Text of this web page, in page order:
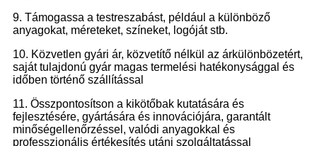
9. Támogassa a testreszabást, például a különböző
anyagokat, méreteket, színeket, logóját stb.
10. Közvetlen gyári ár, közvetítő nélkül az árkülönbözetért,
saját tulajdonú gyár magas termelési hatékonysággal és
időben történő szállítással
11. Összpontosítson a kikötőbak kutatására és
fejlesztésére, gyártására és innovációjára, garantált
minőségellenőrzéssel, valódi anyagokkal és
professzionális értékesítés utáni szolgáltatással